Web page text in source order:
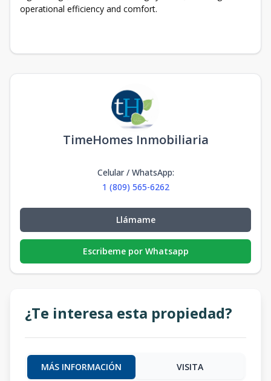
operational efficiency and comfort.
TimeHomes Inmobiliaria
Celular / WhatsApp:
1 (809) 565-6262
Llámame
Escribeme por Whatsapp
¿Te interesa esta propiedad?
MÁS INFORMACIÓN VISITA